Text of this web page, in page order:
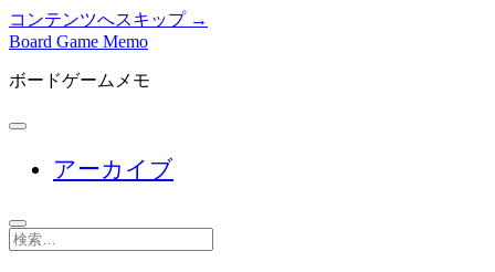
コンテンツへスキップ →
Board Game Memo
ボードゲームメモ
メ
開
く
アーカイブ
検